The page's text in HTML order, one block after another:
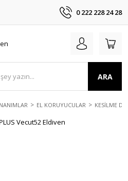
0 222 228 24 28
ARA
EL KORUYUCULAR KESİLME